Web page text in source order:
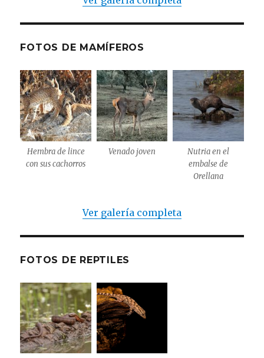
FOTOS DE MAMÍFEROS
Hembra de lince
con sus cachorros
Venado joven
Nutria en el
embalse de
Orellana
Ver galería completa
FOTOS DE REPTILES